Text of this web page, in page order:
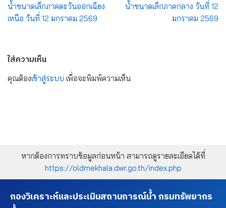
น้ำขนาดเล็กภาคตะวันออกเฉียง
เหนือ วันที่ 12 มกราคม 2569
น้ำขนาดเล็กภาคกลาง วันที่ 12
มกราคม 2569
ใส่ความเห็น
คุณต้องเข้าสู่ระบบ เพื่อจะพิมพ์ความเห็น
หากต้องการทราบข้อมูลก่อนหน้า สามารถดูรายละเอียดได้ที่
https://oldmekhala.dwr.go.th/index.php
กองวิเคราะห์และประเมินสถานการณ์น้ำ กรมทรัพยากร